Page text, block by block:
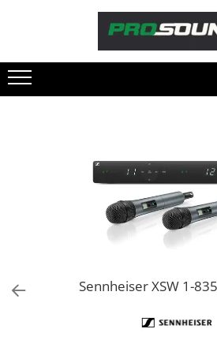
Sonorizare / PA
Amplificatoare Audio
Playere si RecordereSennheiser XSW 1-